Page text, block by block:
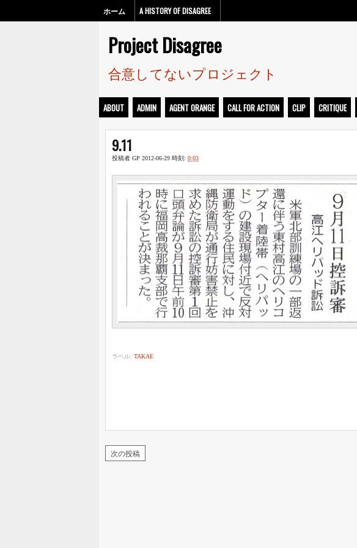
ホーム A HISTORY OF DISAGREE
Project Disagree
合意してないプロジェクト
ABOUT ADMIN AGENT ORANGE CALL FOR ACTION CLIP CRITIQUE
9.11
投稿者 GP 2012-06-29 時刻: 0:03
ラベル: TAKAE
次の投稿